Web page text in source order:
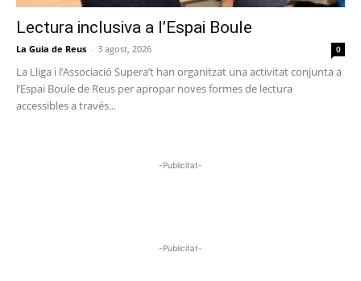
Lectura inclusiva a l’Espai Boule
La Guia de Reus - 3 agost, 2026 0
La Lliga i l’Associació Supera’t han organitzat una activitat conjunta a
l’Espai Boule de Reus per apropar noves formes de lectura
accessibles a través...
-Publicitat-
-Publicitat-